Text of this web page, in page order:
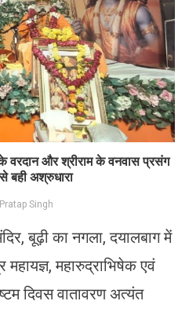
वरदान और श्रीराम के वनवास प्रसंग
अश्रुधारा
Singh
बूढ़ी का नगला, दयालबाग में
महारुद्राभिषेक एवं
दिवस वातावरण अत्यंत